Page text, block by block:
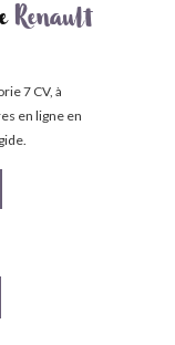
Renault
7 CV, à
en ligne en